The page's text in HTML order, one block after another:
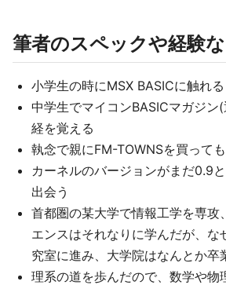
筆者のスペックや経験
小学生の時にMSX BASICに触れる
中学生でマイコンBASICマガジン
経を覚える
執念で親にFM-TOWNSを買って
カーネルのバージョンがまだ0.9
出会う
首都圏の某大学で情報工学を専攻
エンスはそれなりに学んだが、な
究室に進み、大学院はなんとか卒
理系の道を歩んだので、数学や物